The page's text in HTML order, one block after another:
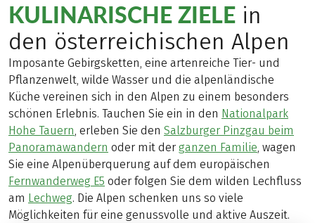
KULINARISCHE ZIELE in
den österreichischen Alpen
Imposante Gebirgsketten, eine artenreiche Tier- und
Pflanzenwelt, wilde Wasser und die alpenländische
Küche vereinen sich in den Alpen zu einem besonders
schönen Erlebnis. Tauchen Sie ein in den Nationalpark
Hohe Tauern, erleben Sie den Salzburger Pinzgau beim
Panoramawandern oder mit der ganzen Familie, wagen
Sie eine Alpenüberquerung auf dem europäischen
Fernwanderweg E5 oder folgen Sie dem wilden Lechfluss
am Lechweg. Die Alpen schenken uns so viele
Möglichkeiten für eine genussvolle und aktive Auszeit.